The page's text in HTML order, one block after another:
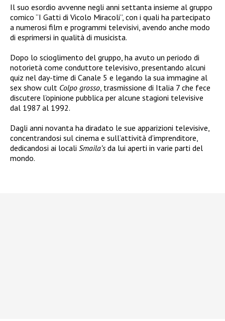
Il suo esordio avvenne negli anni settanta insieme al gruppo
comico “I Gatti di Vicolo Miracoli”, con i quali ha partecipato
a numerosi film e programmi televisivi, avendo anche modo
di esprimersi in qualità di musicista.
Dopo lo scioglimento del gruppo, ha avuto un periodo di
notorietà come conduttore televisivo, presentando alcuni
quiz nel day-time di Canale 5 e legando la sua immagine al
sex show cult Colpo grosso , trasmissione di Italia 7 che fece
discutere l’opinione pubblica per alcune stagioni televisive
dal 1987 al 1992.
Dagli anni novanta ha diradato le sue apparizioni televisive,
concentrandosi sul cinema e sull’attività d’imprenditore,
dedicandosi ai locali Smaila’sda lui aperti in varie parti del
mondo.